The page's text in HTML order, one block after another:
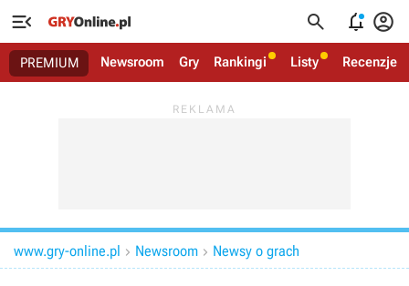
   
PREMIUM Newsroom Gry Rankingi Listy Recenzje
www.gry-online.pl  Newsroom  Newsy o grach